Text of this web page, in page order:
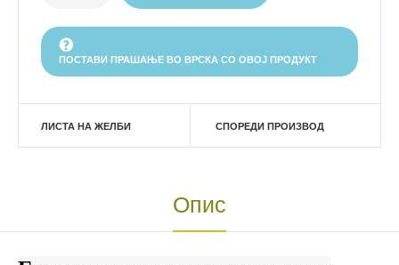
ПОСТАВИ ПРАШАЊЕ ВО ВРСКА СО ОВОЈ ПРОДУКТ
ЛИСТА НА ЖЕЛБИ СПОРЕДИ ПРОИЗВОД
Опис